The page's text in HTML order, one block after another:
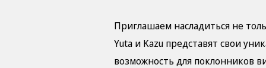
Приглашаем насладиться не
Yuta и Kazu представят свои
возможность для поклонников